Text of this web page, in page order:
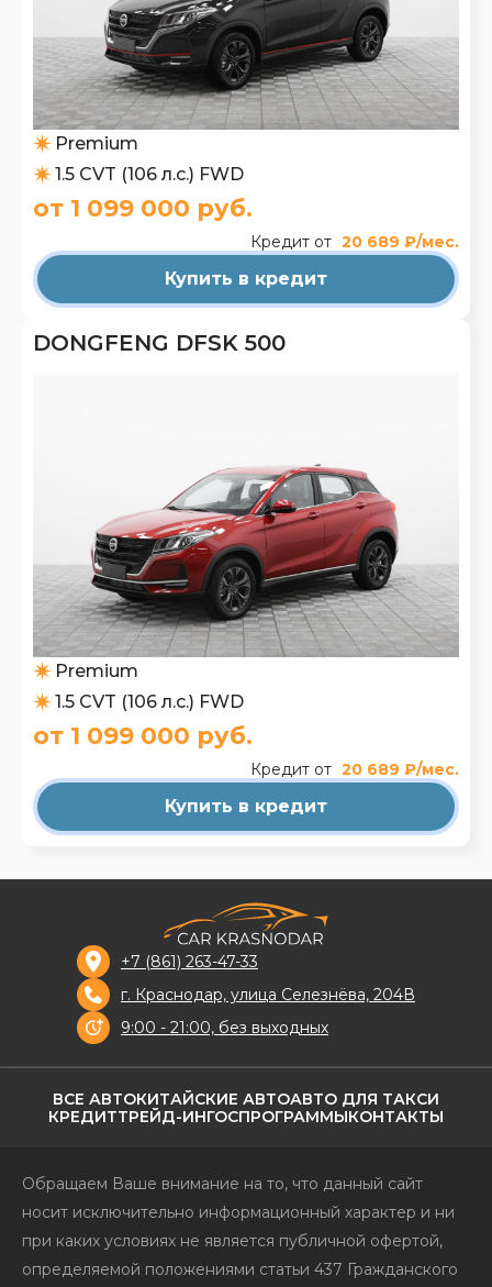
Premium
1.5 CVT (106 л.с.) FWD
от 1 099 000 руб.
Кредит от 20 689 ₽/мес.
Купить в кредит
DONGFENG DFSK 500
Premium
1.5 CVT (106 л.с.) FWD
от 1 099 000 руб.
Кредит от 20 689 ₽/мес.
Купить в кредит
ВСЕ АВТОКИТАЙСКИЕ АВТОАВТО ДЛЯ ТАКСИ
КРЕДИТТРЕЙД-ИНГОСПРОГРАММЫКОНТАКТЫ
+7 (861) 263-47-33
г. Краснодар, улица Селезнёва, 204В
9:00 - 21:00, без выходных
Обращаем Ваше внимание на то, что данный сайт
носит исключительно информационный характер и ни
при каких условиях не является публичной офертой,
определяемой положениями статьи 437 Гражданского